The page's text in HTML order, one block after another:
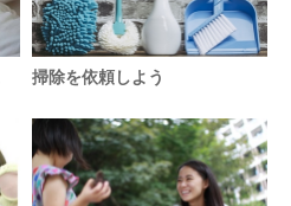
掃除を依頼しよう